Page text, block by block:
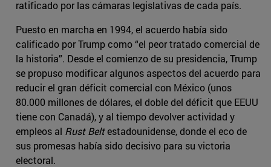
ratificado por las cámaras legislativas de cada país.
Puesto en marcha en 1994, el acuerdo había sido
calificado por Trump como “el peor tratado comercial de
la historia”. Desde el comienzo de su presidencia, Trump
se propuso modificar algunos aspectos del acuerdo para
reducir el gran déficit comercial con México (unos
80.000 millones de dólares, el doble del déficit que EEUU
tiene con Canadá), y al tiempo devolver actividad y
empleos al Rust Beltestadounidense, donde el eco de
sus promesas había sido decisivo para su victoria
electoral.